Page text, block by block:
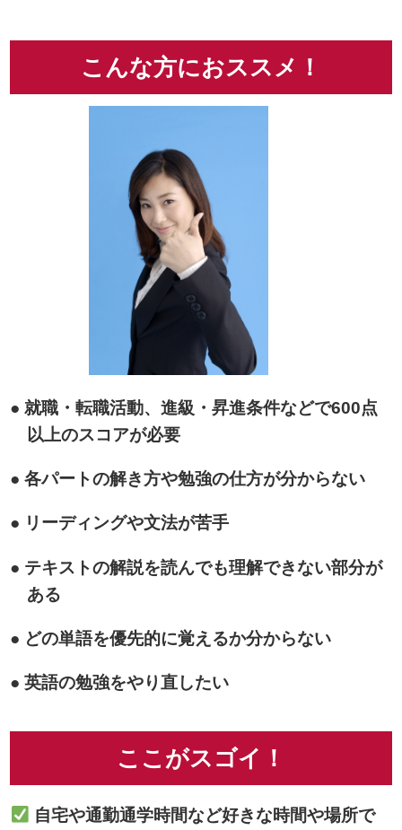
こんな方におススメ！
● 就職・転職活動、進級・昇進条件などで600点
以上のスコアが必要
● 各パートの解き方や勉強の仕方が分からない
● リーディングや文法が苦手
● テキストの解説を読んでも理解できない部分が
ある
● どの単語を優先的に覚えるか分からない
● 英語の勉強をやり直したい
ここがスゴイ！
自宅や通勤通学時間など好きな時間や場所で